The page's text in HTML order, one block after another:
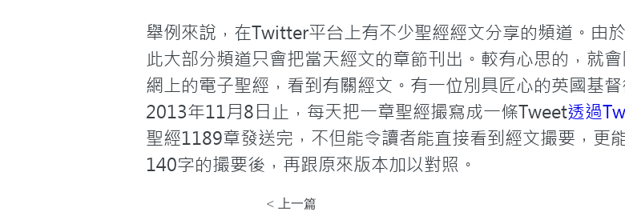
舉例來說，在Twitter平台上有不少聖經經文分享的頻道。由
此大部分頻道只會把當天經文的章節刊出。較有心思的，就
網上的電子聖經，看到有關經文。有一位別具匠心的英國基
2013年11月8日止，每天把一章聖經撮寫成一條Tweet透過
聖經1189章發送完，不但能令讀者能直接看到經文撮要，更
140字的撮要後，再跟原來版本加以對照。
< 上一篇